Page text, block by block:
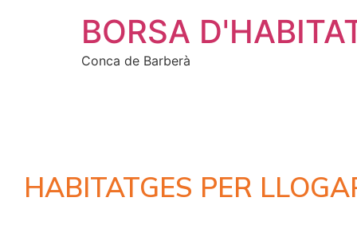
BORSA
Conca de Barberà
HABITATGES PER